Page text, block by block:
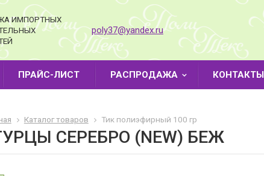
ИМПОРТНЫХ
poly37@yandex.ru
ПРАЙС-ЛИСТ РАСПРОДАЖА КОНТАКТЫ
Каталог товаров Тик полиэфирный 100 гр
СЕРЕБРО (NEW) БЕЖ